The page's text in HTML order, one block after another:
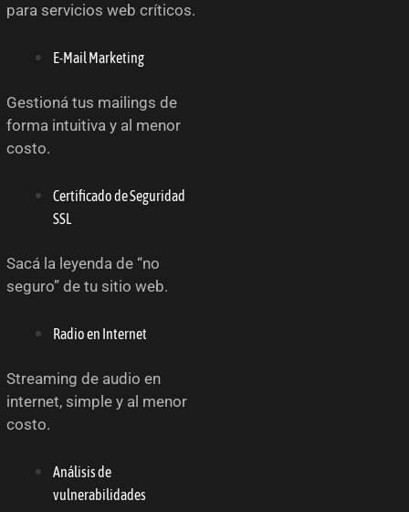
para servicios web críticos.
E-Mail Marketing
Gestioná tus mailings de
forma intuitiva y al menor
costo.
Certificado de Seguridad
SSL
Sacá la leyenda de “no
seguro” de tu sitio web.
Radio en Internet
Streaming de audio en
internet, simple y al menor
costo.
Análisis de
vulnerabilidades